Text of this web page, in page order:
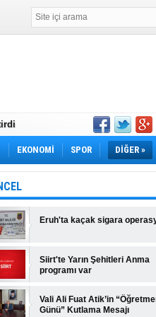
İş Arayanlar
Açıklandı!
Fiyatlar ve
EKONOMİ SPOR DİĞER »
Eruh'ta kaçak sigara
Siirt'te Yarın Şehitleri Anma
programı var
Vali Ali Fuat Atik’in
Günü” Kutlama Mesajı